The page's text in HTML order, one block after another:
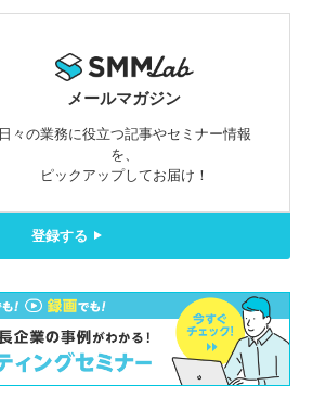
メールマガジン
日々の業務に役立つ記事やセミナー情報
を、
ピックアップしてお届け！
登録する